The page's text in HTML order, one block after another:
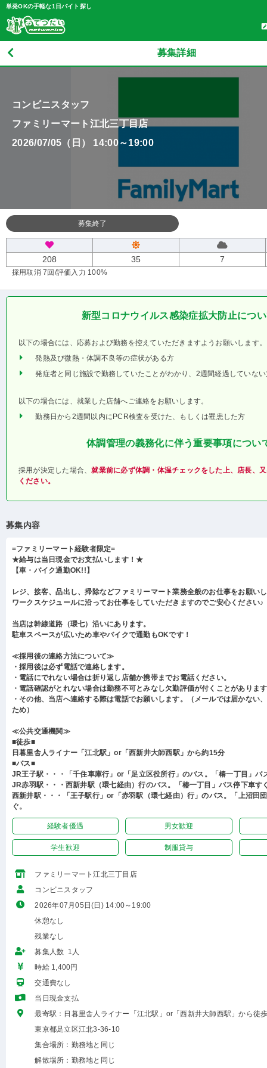
単発OKの手軽な1日バイト探し
募集詳細
コンビニスタッフ
ファミリーマート江北三丁目店
2026/07/05（日） 14:00～19:00
募集終了
208 35 7
採用取消 7回 /評価入力 100%
新型コロナウイルス感染症拡大防止につ
以下の場合には、応募および勤務を控えていただきますようお願いします。
発熱及び微熱・体調不良等の症状がある方
発症者と同じ施設で勤務していたことがわかり、2週間経過していな
以下の場合には、就業した店舗へご連絡をお願いします。
勤務日から2週間以内にPCR検査を受けた、もしくは罹患した方
体調管理の義務化に伴う重要事項につい
採用が決定した場合、就業前に必ず体調・体温チェックをした上、店長、
ください。
募集内容
=ファミリーマート経験者限定=
★給与は当日現金でお支払いします！★
【車・バイク通勤OK!!】
レジ、接客、品出し、掃除などファミリーマート業務全般のお仕事をお願い
ワークスケジュールに沿ってお仕事をしていただきますのでご安心ください♪
当店は幹線道路（環七）沿いにあります。
駐車スペースが広いため車やバイクで通勤もOKです！
≪採用後の連絡方法について≫
・採用後は必ず電話で連絡します。
・電話にでれない場合は折り返し店舗か携帯までお電話ください。
・電話確認がとれない場合は勤務不可とみなし欠勤評価が付くことがありま
・その他、当店へ連絡する際は電話でお願いします。（メールでは届かない
ため）
≪公共交通機関≫
■徒歩■
日暮里舎人ライナー「江北駅」or「西新井大師西駅」から約15分
■バス■
JR王子駅・・・「千住車庫行」or「足立区役所行」のバス。「椿一丁目」バ
JR赤羽駅・・・西新井駅（環七経由）行のバス。「椿一丁目」バス停下車す
西新井駅・・・「王子駅行」or「赤羽駅（環七経由）行」のバス。「上沼田
ぐ。
経験者優遇 男女歓迎
学生歓迎 制服貸与
ファミリーマート江北三丁目店
コンビニスタッフ
2026年07月05日(日) 14:00～19:00
休憩なし
残業なし
募集人数 1人
時給 1,400円
交通費なし
当日現金支払
最寄駅：日暮里舎人ライナー「江北駅」or「西新井大師西駅」から徒
東京都足立区江北3-36-10
集合場所：勤務地と同じ
解散場所：勤務地と同じ